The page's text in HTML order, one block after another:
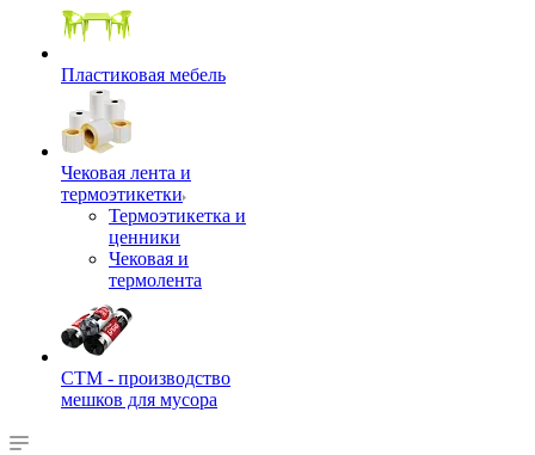
Пластиковая мебель
Чековая лента и
термоэтикетки
Термоэтикетка и
ценники
Чековая и
термолента
СТМ - производство
мешков для мусора